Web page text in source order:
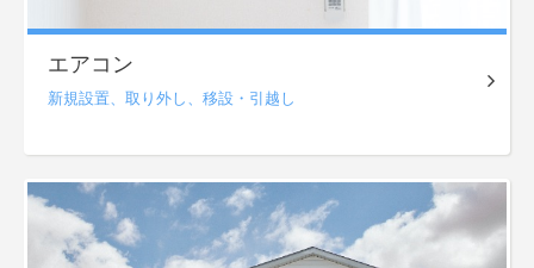
エアコン
新規設置、 取り外し、 移設・引越し